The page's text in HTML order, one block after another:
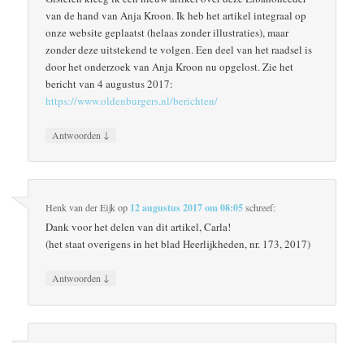
van de hand van Anja Kroon. Ik heb het artikel integraal op
onze website geplaatst (helaas zonder illustraties), maar
zonder deze uitstekend te volgen. Een deel van het raadsel is
door het onderzoek van Anja Kroon nu opgelost. Zie het
bericht van 4 augustus 2017:
https://www.oldenburgers.nl/berichten/
Antwoorden ↓
Henk van der Eijkop 12 augustus 2017 om 08:05schreef:
Dank voor het delen van dit artikel, Carla!
(het staat overigens in het blad Heerlijkheden, nr. 173, 2017)
Antwoorden ↓